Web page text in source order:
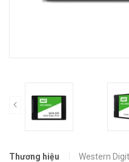
Thương hiệu
Western